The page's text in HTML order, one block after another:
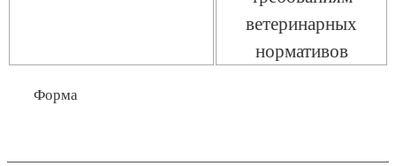
ветеринарных
нормативов
Форма